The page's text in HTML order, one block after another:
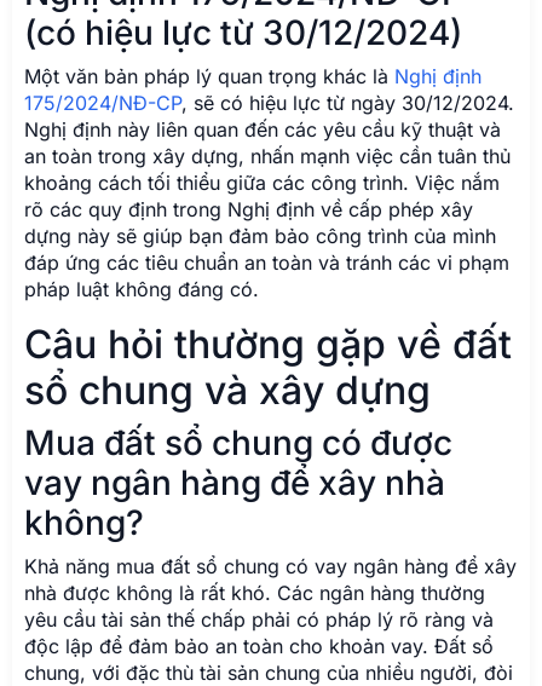
pháp luật không đáng có.
Câu hỏi thường gặp về đất
sổ chung và xây dựng
Mua đất sổ chung có được
vay ngân hàng để xây nhà
không?
Khả năng mua đất sổ chung có vay ngân hàng để xây
nhà được không là rất khó. Các ngân hàng thường
yêu cầu tài sản thế chấp phải có pháp lý rõ ràng và
độc lập để đảm bảo an toàn cho khoản vay. Đất sổ
chung, với đặc thù tài sản chung của nhiều người, đòi
hỏi sự đồng thuận của tất cả các bên trong mọi giao
dịch, bao gồm cả việc thế chấp.
Điều này gây phức tạp rất lớn cho quá trình thẩm định
và phê duyệt khoản vay của ngân hàng. Để tăng khả
năng vay vốn, tách thửa đất là giải pháp xây nhà đất
sổ chung hiệu quả nhất, giúp bạn có được Giấy
chứng nhận quyền sử dụng đất riêng, từ đó cải thiện
thanh khoản đất đồng sở hữu và dễ dàng hơn khi làm
việc với ngân hàng.